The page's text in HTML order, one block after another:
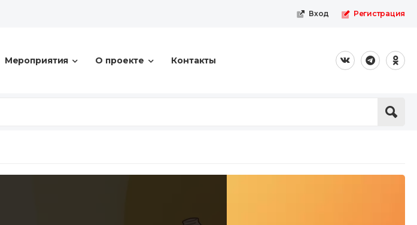
Вход Регистрация
Мероприятия О проекте Контакты